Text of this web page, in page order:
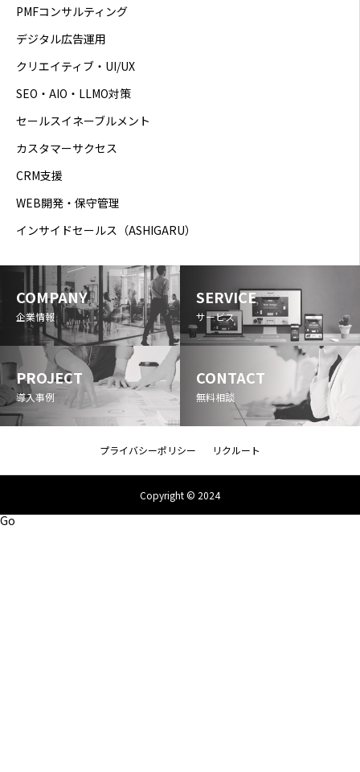
PMFコンサルティング
デジタル広告運用
クリエイティブ・UI/UX
SEO・AIO・LLMO対策
セールスイネーブルメント
カスタマーサクセス
CRM支援
WEB開発・保守管理
インサイドセールス（ASHIGARU）
COMPANY
企業情報
SERVICE
サービス
PROJECT
導入事例
CONTACT
無料相談
プライバシーポリシー リクルート
Copyright © 2024
Go